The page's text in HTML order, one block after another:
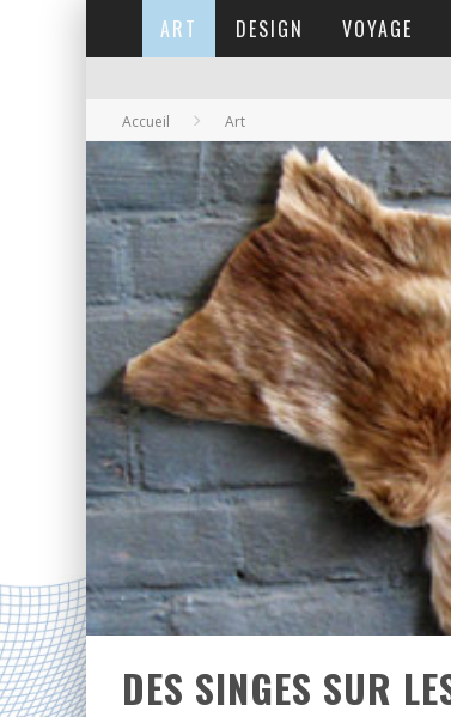
ART DESIGN VOYAGE
Accueil Art
DES SINGES SUR